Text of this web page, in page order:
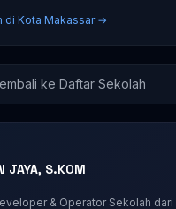
di Kota Makassar →
ke Daftar Sekolah
JAYA, S.KOM
& Operator Sekolah dari